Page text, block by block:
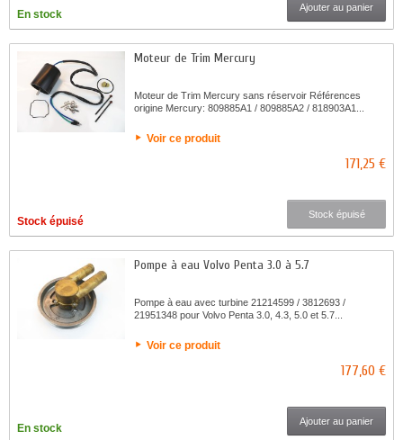
En stock
Ajouter au panier
Moteur de Trim Mercury
Moteur de Trim Mercury sans réservoir Références
origine Mercury: 809885A1 / 809885A2 / 818903A1...
Voir ce produit
171,25 €
Stock épuisé
Stock épuisé
Pompe à eau Volvo Penta 3.0 à 5.7
Pompe à eau avec turbine 21214599 / 3812693 /
21951348 pour Volvo Penta 3.0, 4.3, 5.0 et 5.7...
Voir ce produit
177,60 €
En stock
Ajouter au panier